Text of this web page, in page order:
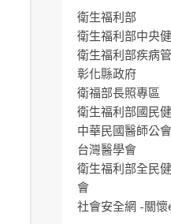
衛生福利部
衛生福利部中央
衛生福利部疾病
彰化縣政府
衛福部長照專區
衛生福利部國民
中華民國醫師公
台灣醫學會
衛生福利部全民
會
社會安全網 -關懷